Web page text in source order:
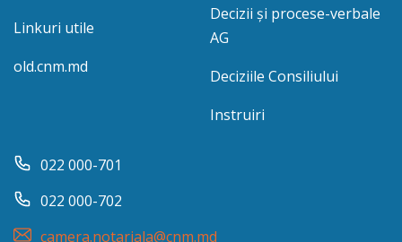
Linkuri utile
old.cnm.md
Decizii și procese-verbale
AG
Deciziile Consiliului
Instruiri
022 000-701
022 000-702
camera.notariala@cnm.md